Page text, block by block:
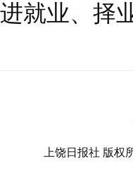
进就业、择
上饶日报社 版权